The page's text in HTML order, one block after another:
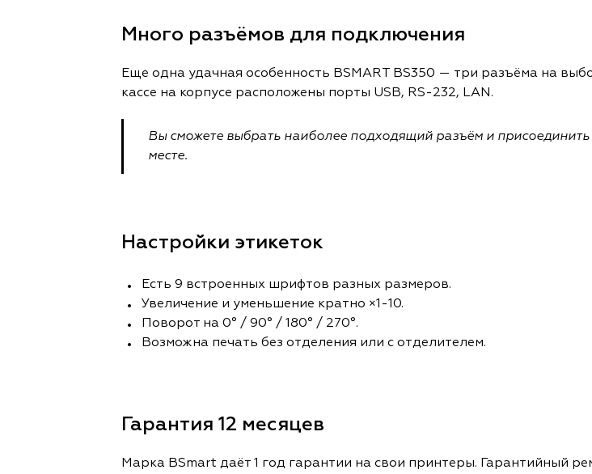
Много разъёмов для подключения
Еще одна удачная особенность BSMART BS350 — три разъёма на
кассе на корпусе расположены порты USB, RS-232, LAN.
Вы сможете выбрать наиболее подходящий разъём и
месте.
Настройки этикеток
Есть 9 встроенных шрифтов разных размеров.
Увеличение и уменьшение кратно ×1-10.
Поворот на 0° / 90° / 180° / 270°.
Возможна печать без отделения или с отделителем.
Гарантия 12 месяцев
Марка BSmart даёт 1 год гарантии на свои принтеры. Гарантийный